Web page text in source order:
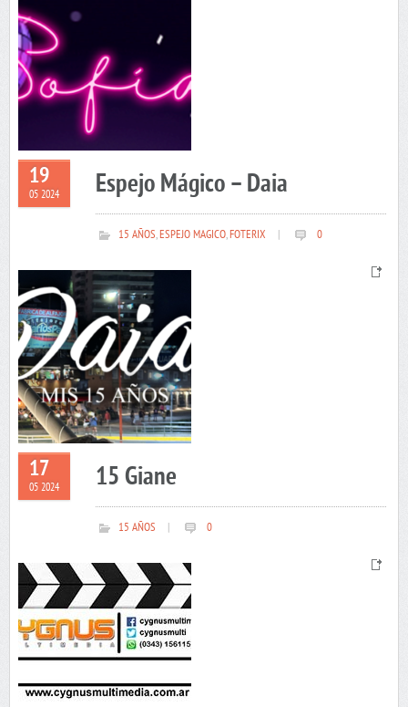
19
05 2024 Espejo Mágico – Daia
15 AÑOS,ESPEJO MAGICO,FOTERIX 0
17
05 2024 15 Giane
15 AÑOS 0